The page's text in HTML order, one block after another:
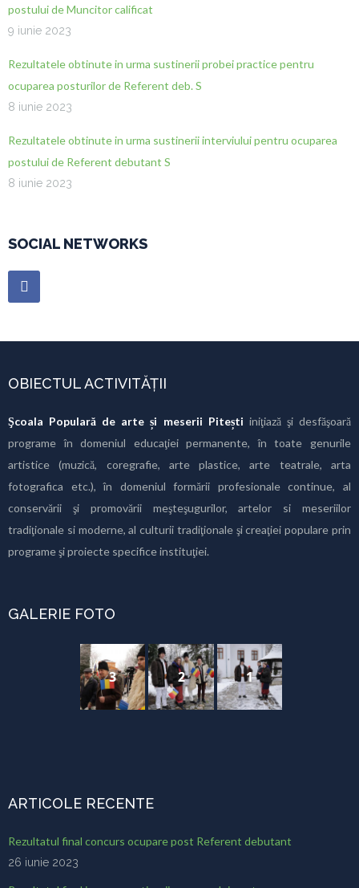
postului de Muncitor calificat
9 iunie 2023
Rezultatele obtinute in urma sustinerii probei practice pentru
ocuparea posturilor de Referent deb. S
8 iunie 2023
Rezultatele obtinute in urma sustinerii interviului pentru ocuparea
postului de Referent debutant S
8 iunie 2023
SOCIAL NETWORKS
OBIECTUL ACTIVITĂȚII
Şcoala Populară de arte și meserii Pitești iniţiază şi desfăşoară
programe în domeniul educaţiei permanente, în toate genurile
artistice (muzică, coregrafie, arte plastice, arte teatrale, arta
fotografica etc.), în domeniul formării profesionale continue, al
conservării şi promovării meşteşugurilor, artelor si meseriilor
tradiţionale si moderne, al culturii tradiţionale şi creaţiei populare prin
programe şi proiecte specifice instituţiei.
GALERIE FOTO
3 2 1
ARTICOLE RECENTE
Rezultatul final concurs ocupare post Referent debutant
26 iunie 2023